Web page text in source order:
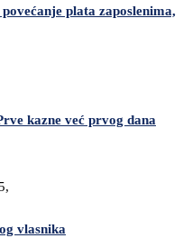
plata zaposlenima,
kazne već prvog dana
vlasnika